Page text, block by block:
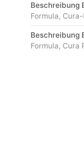
Beschreibung
Formula,
Beschreibung
Formula, Cura